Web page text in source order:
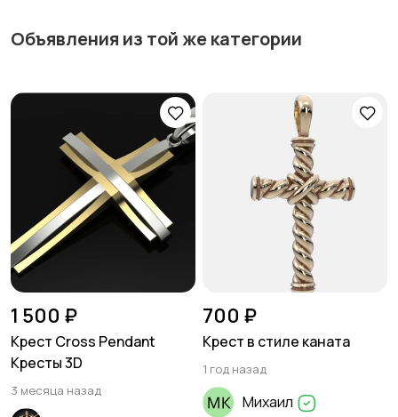
Объявления из той же категории
1 500 ₽
Крест Cross Pendant
Кресты 3D
3 месяца назад
700 ₽
Крест в стиле каната
1 год назад
Михаил